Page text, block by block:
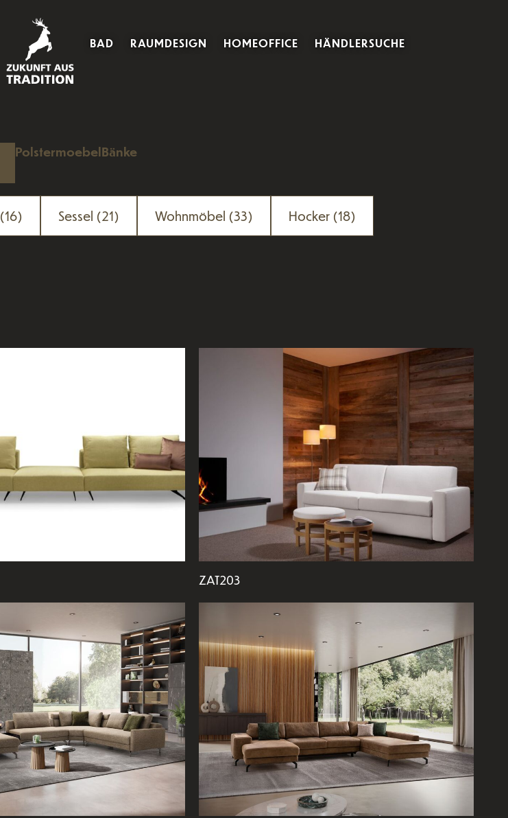
BAD RAUMDESIGN HOMEOFFICE HÄNDLERSUCHE
PolstermoebelBänke
(16) Sessel (21) Wohnmöbel (33) Hocker (18)
ZAT203